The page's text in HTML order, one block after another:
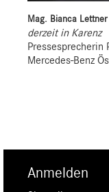
Mag. Bianca Lettner
derzeit in Karenz
Pressesprecherin
Mercedes-Benz
Anmelden